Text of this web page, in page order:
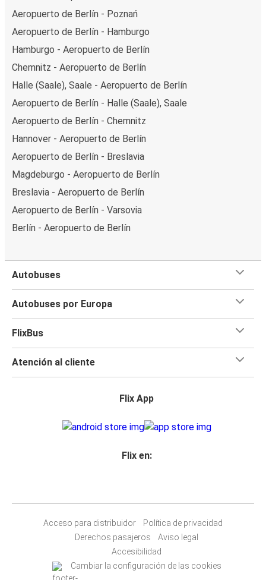
Aeropuerto de Berlín - Poznań
Aeropuerto de Berlín - Hamburgo
Hamburgo - Aeropuerto de Berlín
Chemnitz - Aeropuerto de Berlín
Halle (Saale), Saale - Aeropuerto de Berlín
Aeropuerto de Berlín - Halle (Saale), Saale
Aeropuerto de Berlín - Chemnitz
Hannover - Aeropuerto de Berlín
Aeropuerto de Berlín - Breslavia
Magdeburgo - Aeropuerto de Berlín
Breslavia - Aeropuerto de Berlín
Aeropuerto de Berlín - Varsovia
Berlín - Aeropuerto de Berlín
Autobuses
Autobuses por Europa
FlixBus
Atención al cliente
Flix App
Flix en:
Acceso para distribuidor
Política de privacidad
Derechos pasajeros
Aviso legal
Accesibilidad
Cambiar la configuración de las cookies